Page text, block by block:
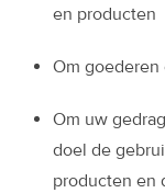
en producten
Om goederen
Om uw
doel de
producten en